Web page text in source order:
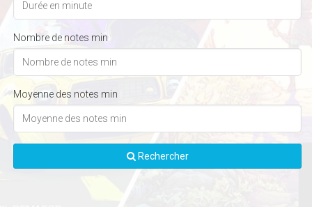
Nombre de notes min
Moyenne des notes min
Rechercher